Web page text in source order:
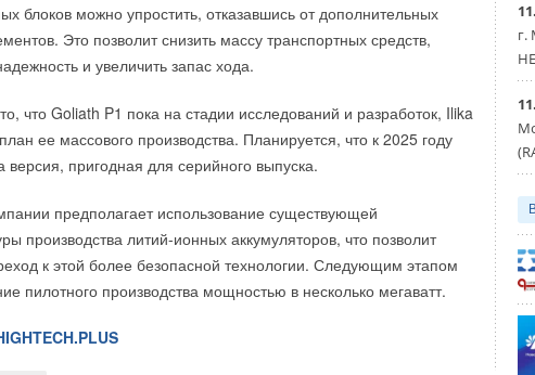
блоков можно упростить, отказавшись от дополнительных
Это позволит снизить массу транспортных средств,
и увеличить запас хода.
что Goliath P1 пока на стадии исследований и разработок, Ilika
ее массового производства. Планируется, что к 2025 году
версия, пригодная для серийного выпуска.
предполагает использование существующей
производства литий-ионных аккумуляторов, что позволит
к этой более безопасной технологии. Следующим этапом
пилотного производства мощностью в несколько мегаватт.
г.
Уведомления отключены
можно лично познакомиться с представителями
новинки, а также сравнить оборудование разных
билет по промокодуsok24на сайте